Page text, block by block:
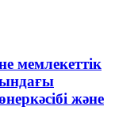
мемлекеттік
және